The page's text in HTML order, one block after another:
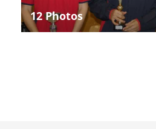
12 Photos